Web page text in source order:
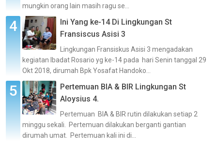
mungkin orang lain masih ragu se...
Ini Yang ke-14 Di Lingkungan St
Fransiscus Asisi 3
Lingkungan Fransiskus Asisi 3 mengadakan
kegiatan Ibadat Rosario yg ke-14 pada hari Senin tanggal 29
Okt 2018, dirumah Bpk Yosafat Handoko...
Pertemuan BIA & BIR Lingkungan St
Aloysius 4.
Pertemuan BIA & BIR rutin dilakukan setiap 2
minggu sekali. Pertemuan dilakukan berganti gantian
dirumah umat. Pertemuan kali ini di...